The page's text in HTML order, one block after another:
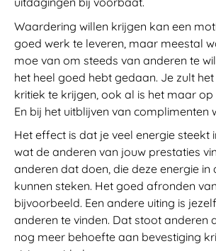
Waardering willen krijgen kan een
goed werk te leveren, maar meestal
moe van om steeds van anderen te
het heel goed hebt gedaan. Je zult
kritiek te krijgen, ook al is het maar op
En bij het uitblijven van complimenten
Het effect is dat je veel energie steekt
wat de anderen van jouw prestaties
anderen dat doen, die deze energie in
kunnen steken. Het goed afronden
bijvoorbeeld. Een andere uiting is
anderen te vinden. Dat stoot anderen
nog meer behoefte aan bevestiging